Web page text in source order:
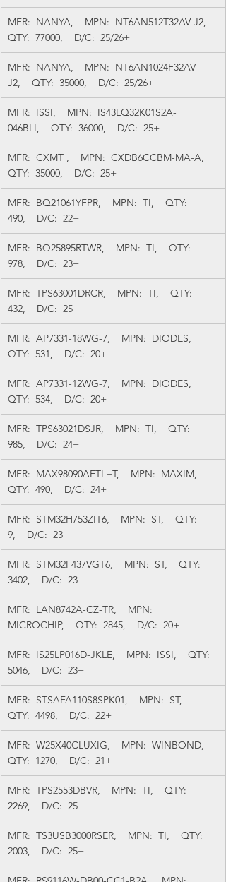
MFR:  NANYA,    MPN:  NT6AN512T32AV-J2,
QTY:  77000,    D/C:  25/26+
MFR:  NANYA,    MPN:  NT6AN1024F32AV-
J2,    QTY:  35000,    D/C:  25/26+
MFR:  ISSI,    MPN:  IS43LQ32K01S2A-
046BLI,    QTY:  36000,    D/C:  25+
MFR:  CXMT ,    MPN:  CXDB6CCBM-MA-A,
QTY:  35000,    D/C:  25+
MFR:  BQ21061YFPR,    MPN:  TI,    QTY:
490,    D/C:  22+
MFR:  BQ25895RTWR,    MPN:  TI,    QTY:
978,    D/C:  23+
MFR:  TPS63001DRCR,    MPN:  TI,    QTY:
432,    D/C:  25+
MFR:  AP7331-18WG-7,    MPN:  DIODES,
QTY:  531,    D/C:  20+
MFR:  AP7331-12WG-7,    MPN:  DIODES,
QTY:  534,    D/C:  20+
MFR:  TPS63021DSJR,    MPN:  TI,    QTY:
985,    D/C:  24+
MFR:  MAX98090AETL+T,    MPN:  MAXIM,
QTY:  490,    D/C:  24+
MFR:  STM32H753ZIT6,    MPN:  ST,    QTY:
9,    D/C:  23+
MFR:  STM32F437VGT6,    MPN:  ST,    QTY:
3402,    D/C:  23+
MFR:  LAN8742A-CZ-TR,    MPN:
MICROCHIP,    QTY:  2845,    D/C:  20+
MFR:  IS25LP016D-JKLE,    MPN:  ISSI,    QTY:
5046,    D/C:  23+
MFR:  STSAFA110S8SPK01,    MPN:  ST,
QTY:  4498,    D/C:  22+
MFR:  W25X40CLUXIG,    MPN:  WINBOND,
QTY:  1270,    D/C:  21+
MFR:  TPS2553DBVR,    MPN:  TI,    QTY:
2269,    D/C:  25+
MFR:  TS3USB3000RSER,    MPN:  TI,    QTY:
2003,    D/C:  25+